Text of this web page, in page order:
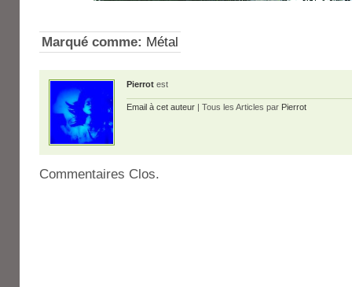
Marqué comme: Métal
Pierrot est
Email à cet auteur | Tous les Articles par Pierrot
Commentaires Clos.